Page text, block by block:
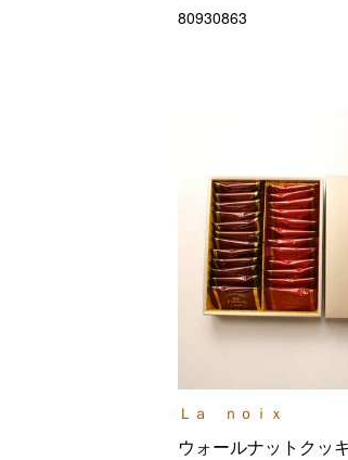
80930863
Ｌａ ｎｏｉｘ
ウォールナットクッ